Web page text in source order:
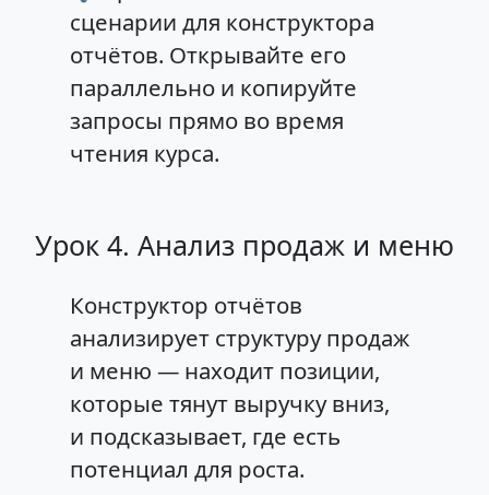
сценарии для конструктора
отчётов. Открывайте его
параллельно и копируйте
запросы прямо во время
чтения курса.
Урок 4. Анализ продаж и меню
Конструктор отчётов
анализирует структуру продаж
и меню — находит позиции,
которые тянут выручку вниз,
и подсказывает, где есть
потенциал для роста.